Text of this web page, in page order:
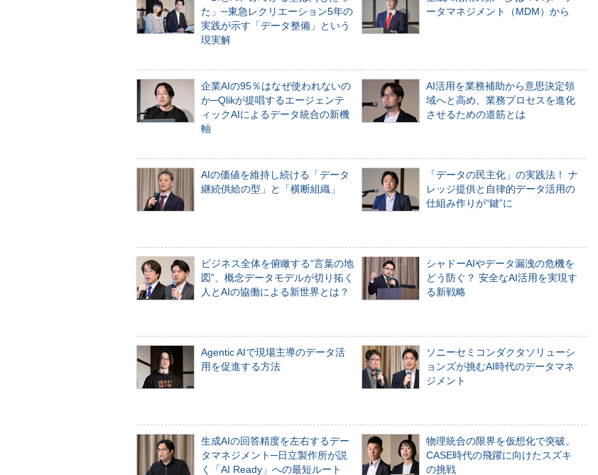
た」─東急レクリエーション5年の
実践が示す「データ整備」という
現実解
ータマネジメント（MDM）から
企業AIの95％はなぜ使われないの
か─Qlikが提唱するエージェンテ
ィックAIによるデータ統合の新機
軸
AI活用を業務補助から意思決定領
域へと高め、業務プロセスを進化
させるための道筋とは
AIの価値を維持し続ける「データ
継続供給の型」と「横断組織」
「データの民主化」の実践法！ ナ
レッジ提供と自律的データ活用の
仕組み作りが“鍵”に
ビジネス全体を俯瞰する“言葉の地
図”、概念データモデルが切り拓く
人とAIの協働による新世界とは？
シャドーAIやデータ漏洩の危機を
どう防ぐ？ 安全なAI活用を実現す
る新戦略
Agentic AIで現場主導のデータ活
用を促進する方法
ソニーセミコンダクタソリューシ
ョンズが挑むAI時代のデータマネ
ジメント
生成AIの回答精度を左右するデー
タマネジメント─日立製作所が説
く「AI Ready」への最短ルート
物理統合の限界を仮想化で突破。
CASE時代の飛躍に向けたスズキ
の挑戦